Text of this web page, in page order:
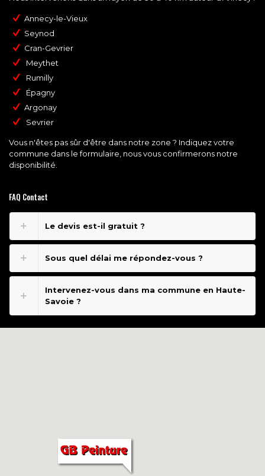
Annecy-le-Vieux
Seynod
Cran-Gevrier
Meythet
Rumilly
Épagny
Argonay
Sevrier
Vous n'êtes pas sûr d'être dans notre zone ? Indiquez votre
commune dans le formulaire, nous vous confirmerons notre
disponibilité.
FAQ Contact
Le devis est-il gratuit ?
Sous quel délai me répondez-vous ?
Intervenez-vous dans ma commune en Haute-
Savoie ?